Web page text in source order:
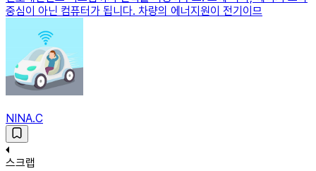
중심이 아닌 컴퓨터가 됩니다. 차량의 에너지원이 전기이므
NINA.C
스크랩